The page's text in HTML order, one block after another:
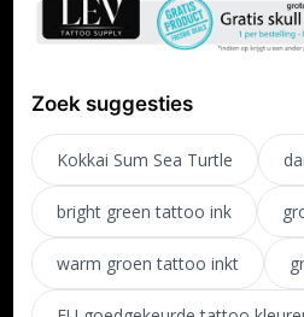
Zoek suggesties
Kokkai Sum Sea Turtle
bright green tattoo ink
warm groen tattoo inkt